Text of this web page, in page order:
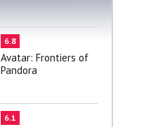
6.8
Avatar: Frontiers of
Pandora
6.1